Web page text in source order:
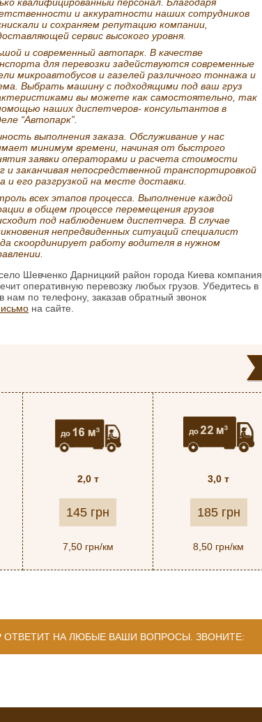
и аккуратности наших сотрудников
и сохраняем репутацию компании,
сервис высокого уровня.
и современный автопарк. В качестве
для перевозки задействуются современные
микроавтобусов и газелей различного тоннажа и
Выбрать машину с подходящими под ваш груз
вы можете как самостоятельно, так
наших диспетчеров- консультантов в
“Автопарк”.
выполнения заказа. Обслуживание у нас
минимум времени, начиная от быстрого
заявки операторами и расчета стоимости
и заканчивая непосредственной транспортировкой
и его разгрузкой на месте доставки.
всех этапов процесса. Выполнение каждой
в общем процессе перемещения грузов
под наблюдением диспетчера. В случае
непредвиденных ситуаций специалист
скоординирует работу водителя в нужном
Шевченко Дарницкий район города Киева компания
оперативную перевозку любых грузов. Убедитесь в
нам по телефону, заказав обратный звонок
на сайте.
2,0 т
145 грн
7,50 грн/км
3,0 т
185 грн
8,50 грн/км
ОТВЕТИТ НА ЛЮБЫЕ ВАШИ ВОПРОСЫ. ЗВОНИТЕ: